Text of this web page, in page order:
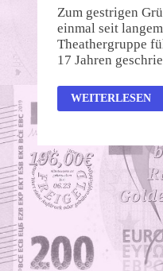
Zum gestrigen
einmal seit
Theathergruppe
17 Jahren
KARFREITAG
–
WEITERLESEN